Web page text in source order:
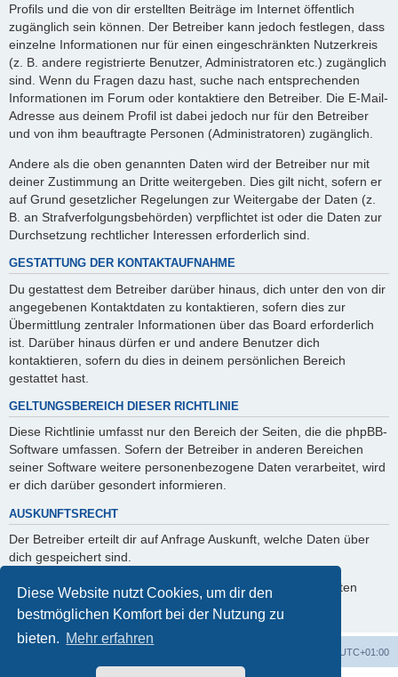
Diese Website nutzt Cookies, um dir den
bestmöglichen Komfort bei der Nutzung zu
bieten. Mehr erfahren
Profils und die von dir erstellten Beiträge im Internet öffentlich
zugänglich sein können. Der Betreiber kann jedoch festlegen, dass
einzelne Informationen nur für einen eingeschränkten Nutzerkreis
(z. B. andere registrierte Benutzer, Administratoren etc.) zugänglich
sind. Wenn du Fragen dazu hast, suche nach entsprechenden
Informationen im Forum oder kontaktiere den Betreiber. Die E-Mail-
Adresse aus deinem Profil ist dabei jedoch nur für den Betreiber
und von ihm beauftragte Personen (Administratoren) zugänglich.
Andere als die oben genannten Daten wird der Betreiber nur mit
deiner Zustimmung an Dritte weitergeben. Dies gilt nicht, sofern er
auf Grund gesetzlicher Regelungen zur Weitergabe der Daten (z.
B. an Strafverfolgungsbehörden) verpflichtet ist oder die Daten zur
Durchsetzung rechtlicher Interessen erforderlich sind.
GESTATTUNG DER KONTAKTAUFNAHME
Du gestattest dem Betreiber darüber hinaus, dich unter den von dir
angegebenen Kontaktdaten zu kontaktieren, sofern dies zur
Übermittlung zentraler Informationen über das Board erforderlich
ist. Darüber hinaus dürfen er und andere Benutzer dich
kontaktieren, sofern du dies in deinem persönlichen Bereich
gestattet hast.
GELTUNGSBEREICH DIESER RICHTLINIE
Diese Richtlinie umfasst nur den Bereich der Seiten, die die phpBB-
Software umfassen. Sofern der Betreiber in anderen Bereichen
seiner Software weitere personenbezogene Daten verarbeitet, wird
er dich darüber gesondert informieren.
AUSKUNFTSRECHT
Der Betreiber erteilt dir auf Anfrage Auskunft, welche Daten über
dich gespeichert sind.
Du kannst jederzeit die Löschung bzw. Sperrung deiner Daten
verlangen. Kontaktiere hierzu bitte den Betreiber.
UTC+01:00